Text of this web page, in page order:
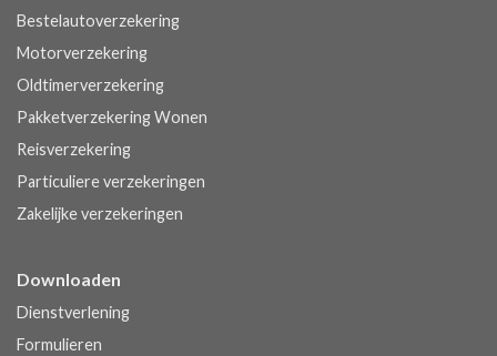
Bestelautoverzekering
Motorverzekering
Oldtimerverzekering
Pakketverzekering Wonen
Reisverzekering
Particuliere verzekeringen
Zakelijke verzekeringen
Downloaden
Dienstverlening
Formulieren